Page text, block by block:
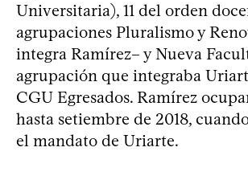
Universitaria), 11 del orden
agrupaciones Pluralismo y
integra Ramírez– y Nueva
agrupación que integraba
CGU Egresados. Ramírez
hasta setiembre de 2018,
el mandato de Uriarte.